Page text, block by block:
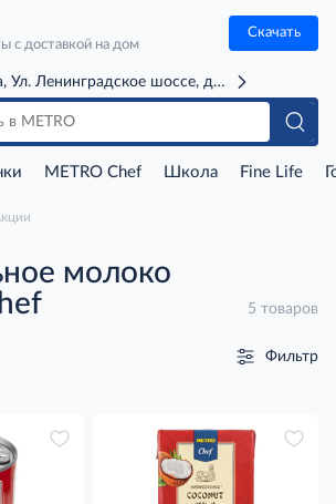
с доставкой на дом
Скачать
Ул. Ленинградское шоссе, д. 71Г (м. Речной
METRO Chef Школа Fine Life
молоко
5 товаров
Фильтр